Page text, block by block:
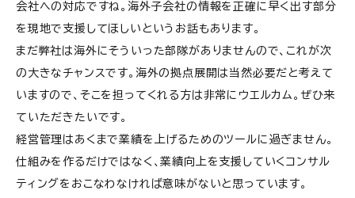
会社への対応ですね。海外子会社の情報を正確に早く出す部分
を現地で支援してほしいというお話もあります。
まだ弊社は海外にそういった部隊がありませんので、これが次
の大きなチャンスです。海外の拠点展開は当然必要だと考えて
いますので、そこを担ってくれる方は非常にウエルカム。ぜひ来
ていただきたいです。
経営管理はあくまで業績を上げるためのツールに過ぎません。
仕組みを作るだけではなく、業績向上を支援していくコンサル
ティングをおこなわなければ意味がないと思っています。